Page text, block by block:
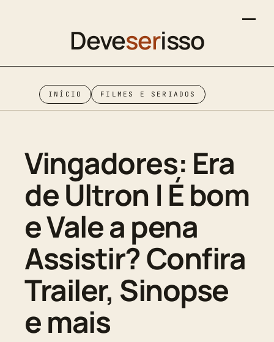
Deveserisso
INÍCIO FILMES E SERIADOS
Vingadores: Era
de Ultron | É bom
e Vale a pena
Assistir? Confira
Trailer, Sinopse
e mais